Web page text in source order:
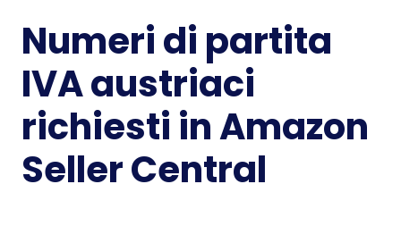
Numeri di partita
IVA austriaci
richiesti in Amazon
Seller Central